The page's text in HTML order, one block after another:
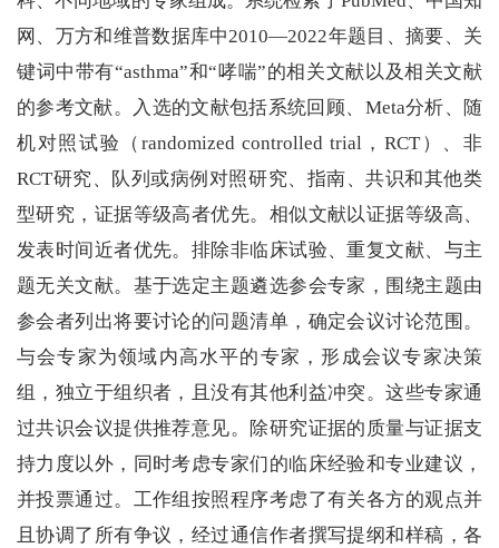
网、万方和维普数据库中2010—2022年题目、摘要、关
键词中带有“asthma”和“哮喘”的相关文献以及相关文献
的参考文献。入选的文献包括系统回顾、Meta分析、随
机对照试验（randomized controlled trial，RCT）、非
RCT研究、队列或病例对照研究、指南、共识和其他类
型研究，证据等级高者优先。相似文献以证据等级高、
发表时间近者优先。排除非临床试验、重复文献、与主
题无关文献。基于选定主题遴选参会专家，围绕主题由
参会者列出将要讨论的问题清单，确定会议讨论范围。
与会专家为领域内高水平的专家，形成会议专家决策
组，独立于组织者，且没有其他利益冲突。这些专家通
过共识会议提供推荐意见。除研究证据的质量与证据支
持力度以外，同时考虑专家们的临床经验和专业建议，
并投票通过。工作组按照程序考虑了有关各方的观点并
且协调了所有争议，经过通信作者撰写提纲和样稿，各